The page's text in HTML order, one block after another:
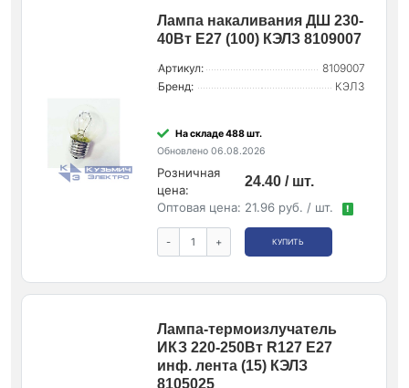
Лампа накаливания ДШ 230-
40Вт E27 (100) КЭЛЗ 8109007
Артикул:
8109007
Бренд:
КЭЛЗ
На складе 488 шт.
Обновлено 06.08.2026
Розничная
цена:
24.40 / шт.
Оптовая цена: 21.96 руб. / шт. !
- + КУПИТЬ
Лампа-термоизлучатель
ИКЗ 220-250Вт R127 E27
инф. лента (15) КЭЛЗ
8105025